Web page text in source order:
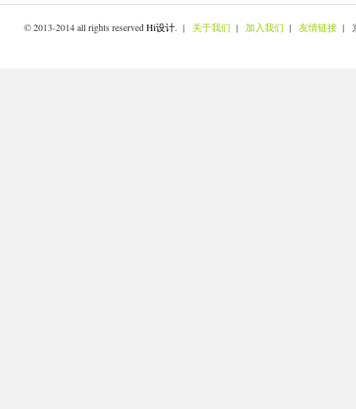
© 2013-2014 all rights reservedHi设计. | 关于我们 | 加入我们 | 友情链接 |